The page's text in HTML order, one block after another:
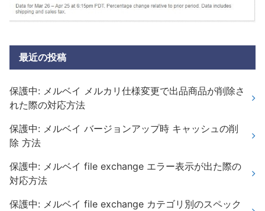
最近の投稿
保護中: メルベイ メルカリ仕様変更で出品商品が削除さ
れた際の対応方法
保護中: メルベイ バージョンアップ時 キャッシュの削
除 方法
保護中: メルベイ file exchange エラー表示が出た際の
対応方法
保護中: メルベイ file exchange カテゴリ別のスペック